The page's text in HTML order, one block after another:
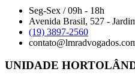
Seg-Sex / 09h - 18h
Avenida Brasil, 527 -
(19) 3897-2560
UNIDADE